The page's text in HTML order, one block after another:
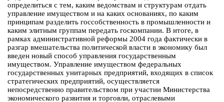
определиться с тем, каким ведомствам и структурам отдать
управление имуществом и на каких основаниях, по каким
принципам разделить госсобственность в промышленности и
каким элитным группам передать госкомпании. В итоге, в
рамках административной реформы 2004 года фактически в
разгар вмешательства политической власти в экономику был
введен новый способ управления государственным
имуществом. Управление имуществом федеральных
государственных унитарных предприятий, входящих в список
стратегических предприятий, осуществляется
непосредственно правительством при участии Министерства
экономического развития и торговли, отраслевыми